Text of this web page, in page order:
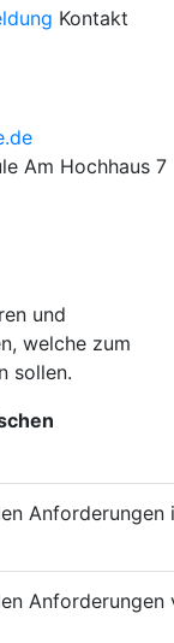
Kontakt
Am Hochhaus 7
und
welche zum
sollen.